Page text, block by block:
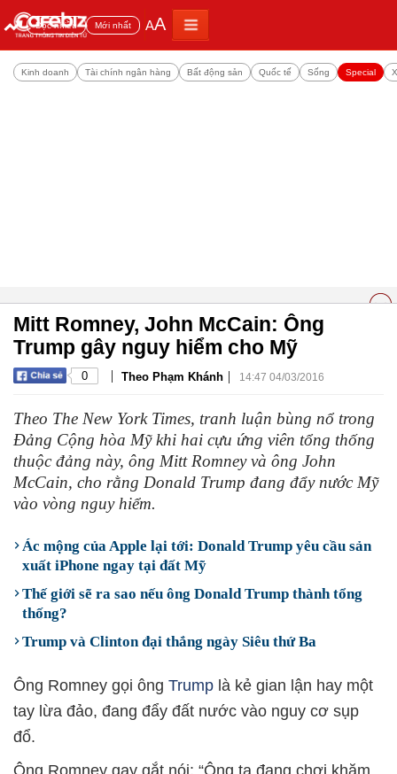
Đọc nhiều Mới nhất AA
Kinh doanh Tài chính ngân hàng Bất động sản Quốc tế Sống Special
Mitt Romney, John McCain: Ông
Trump gây nguy hiểm cho Mỹ
0 | Theo Phạm Khánh | 14:47 04/03/2016
Theo The New York Times, tranh luận bùng nổ trong
Đảng Cộng hòa Mỹ khi hai cựu ứng viên tổng thống
thuộc đảng này, ông Mitt Romney và ông John
McCain, cho rằng Donald Trump đang đẩy nước Mỹ
vào vòng nguy hiểm.
Ác mộng của Apple lại tới: Donald Trump yêu cầu sản
xuất iPhone ngay tại đất Mỹ
Thế giới sẽ ra sao nếu ông Donald Trump thành tổng
thống?
Trump và Clinton đại thắng ngày Siêu thứ Ba
Ông Romney gọi ông Trump là kẻ gian lận hay một
tay lừa đảo, đang đẩy đất nước vào nguy cơ sụp
đổ.
Ông Romney gay gắt nói: “Ông ta đang chơi khăm